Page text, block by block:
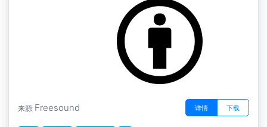
来源 Freesound 详情 下载